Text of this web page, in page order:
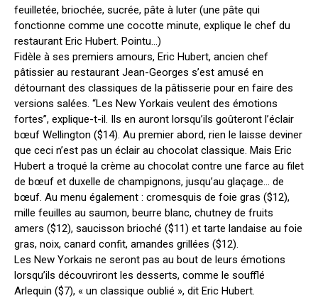
feuilletée, briochée, sucrée, pâte à luter (une pâte qui
fonctionne comme une cocotte minute, explique le chef du
restaurant Eric Hubert. Pointu…)
Fidèle à ses premiers amours, Eric Hubert, ancien chef
pâtissier au restaurant Jean-Georges s’est amusé en
détournant des classiques de la pâtisserie pour en faire des
versions salées. “Les New Yorkais veulent des émotions
fortes”, explique-t-il. Ils en auront lorsqu’ils goûteront l’éclair
bœuf Wellington ($14). Au premier abord, rien le laisse deviner
que ceci n’est pas un éclair au chocolat classique. Mais Eric
Hubert a troqué la crème au chocolat contre une farce au filet
de bœuf et duxelle de champignons, jusqu’au glaçage… de
bœuf. Au menu également : cromesquis de foie gras ($12),
mille feuilles au saumon, beurre blanc, chutney de fruits
amers ($12), saucisson brioché ($11) et tarte landaise au foie
gras, noix, canard confit, amandes grillées ($12).
Les New Yorkais ne seront pas au bout de leurs émotions
lorsqu’ils découvriront les desserts, comme le soufflé
Arlequin ($7), « un classique oublié », dit Eric Hubert.